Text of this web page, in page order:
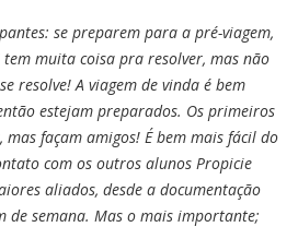
se preparem para a pré-viagem,
muita coisa pra resolver, mas não
resolve! A viagem de vinda é bem
estejam preparados. Os primeiros
mas façam amigos! É bem mais fácil do
com os outros alunos Propicie
aliados, desde a documentação
de semana. Mas o mais importante;